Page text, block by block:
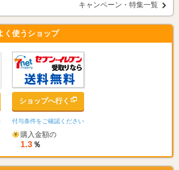
キャンペーン・特集一覧
く使うショップ
ショップへ行く
付与条件をご確認ください
購入金額の
1.3 ％